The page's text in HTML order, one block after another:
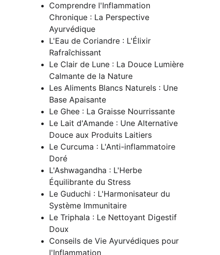
Comprendre l'Inflammation
Chronique : La Perspective
Ayurvédique
L'Eau de Coriandre : L'Élixir
Rafraîchissant
Le Clair de Lune : La Douce Lumière
Calmante de la Nature
Les Aliments Blancs Naturels : Une
Base Apaisante
Le Ghee : La Graisse Nourrissante
Le Lait d'Amande : Une Alternative
Douce aux Produits Laitiers
Le Curcuma : L'Anti-inflammatoire
Doré
L'Ashwagandha : L'Herbe
Équilibrante du Stress
Le Guduchi : L'Harmonisateur du
Système Immunitaire
Le Triphala : Le Nettoyant Digestif
Doux
Conseils de Vie Ayurvédiques pour
l'Inflammation